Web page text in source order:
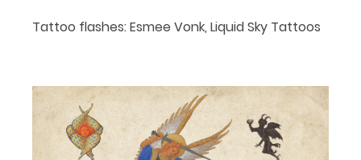
Tattoo flashes: Esmee Vonk, Liquid Sky Tattoos